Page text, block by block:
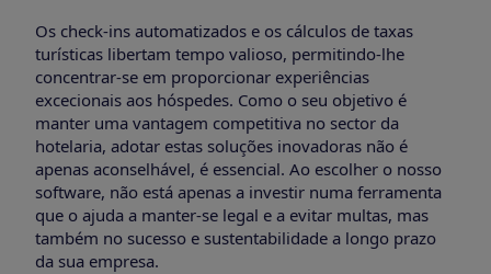
Os check-ins automatizados e os cálculos de taxas
turísticas libertam tempo valioso, permitindo-lhe
concentrar-se em proporcionar experiências
excecionais aos hóspedes. Como o seu objetivo é
manter uma vantagem competitiva no sector da
hotelaria, adotar estas soluções inovadoras não é
apenas aconselhável, é essencial. Ao escolher o nosso
software, não está apenas a investir numa ferramenta
que o ajuda a manter-se legal e a evitar multas, mas
também no sucesso e sustentabilidade a longo prazo
da sua empresa.